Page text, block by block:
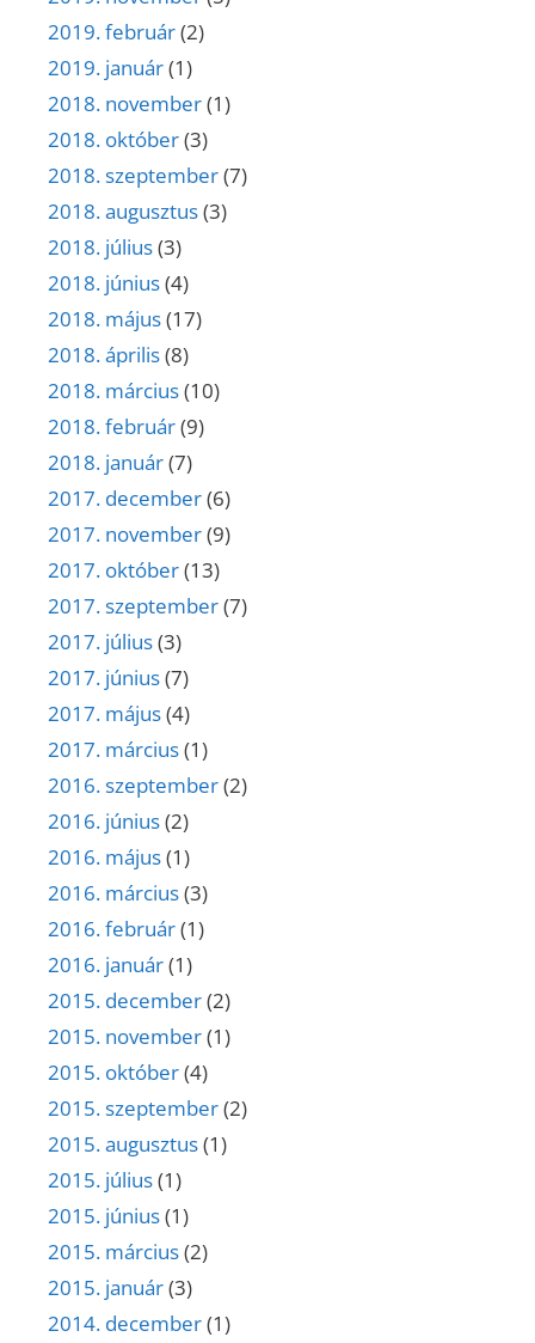
2019. február(2)
2019. január(1)
2018. november(1)
2018. október(3)
2018. szeptember(7)
2018. augusztus(3)
2018. július(3)
2018. június(4)
2018. május(17)
2018. április(8)
2018. március(10)
2018. február(9)
2018. január(7)
2017. december(6)
2017. november(9)
2017. október(13)
2017. szeptember(7)
2017. július(3)
2017. június(7)
2017. május(4)
2017. március(1)
2016. szeptember(2)
2016. június(2)
2016. május(1)
2016. március(3)
2016. február(1)
2016. január(1)
2015. december(2)
2015. november(1)
2015. október(4)
2015. szeptember(2)
2015. augusztus(1)
2015. július(1)
2015. június(1)
2015. március(2)
2015. január(3)
2014. december(1)